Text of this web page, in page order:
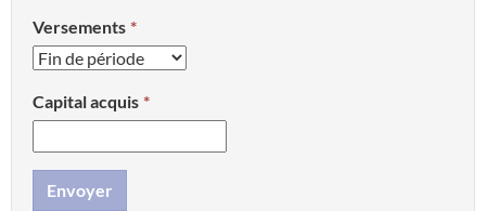
Versements
Capital acquis
Envoyer